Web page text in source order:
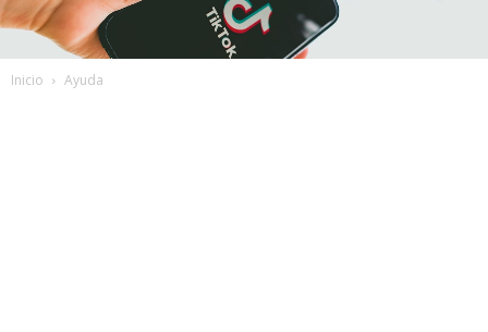
Inicio Ayuda